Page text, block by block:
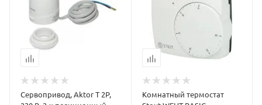
Сервопривод, Aktor T 2P,
Комнатный термостат